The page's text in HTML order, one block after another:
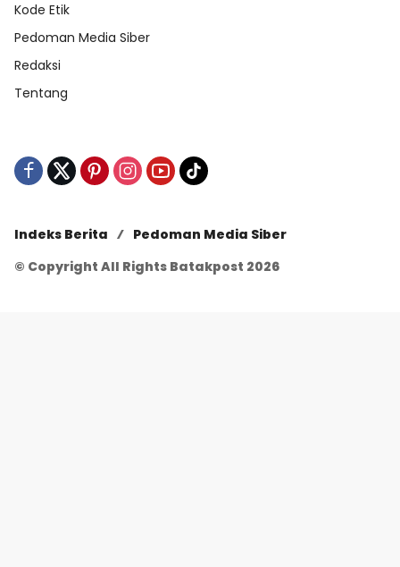
Kode Etik
Pedoman Media Siber
Redaksi
Tentang
Indeks Berita
Pedoman Media Siber
© Copyright All Rights Batakpost 2026